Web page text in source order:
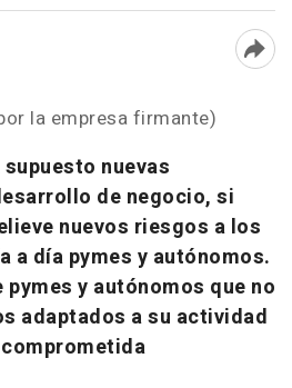
la empresa firmante)
nuevas
de negocio, si
nuevos riesgos a los
a día pymes y autónomos.
y autónomos que no
adaptados a su actividad